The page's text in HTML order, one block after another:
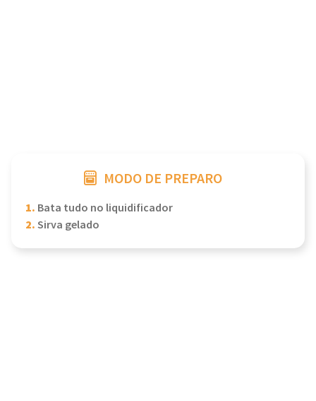
MODO DE PREPARO
1. Bata tudo no liquidificador
2.Sirva gelado